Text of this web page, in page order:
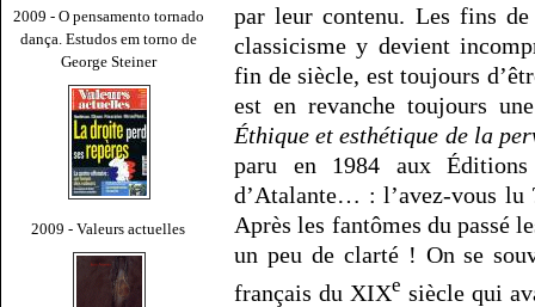
2009 - O pensamento tornado
dança. Estudos em torno de
George Steiner
2009 - Valeurs actuelles
par leur contenu. Les fins de
classicisme y devient
fin de siècle, est toujours
est en revanche toujours
Éthique et esthétique de la
paru en 1984 aux
d’Atalante… : l’avez-vous lu
Après les fantômes du passé
un peu de clarté ! On se
français du XIXe siècle qui